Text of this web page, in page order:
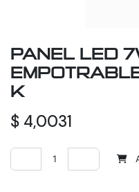
PANEL LED
K
$ 4,0031